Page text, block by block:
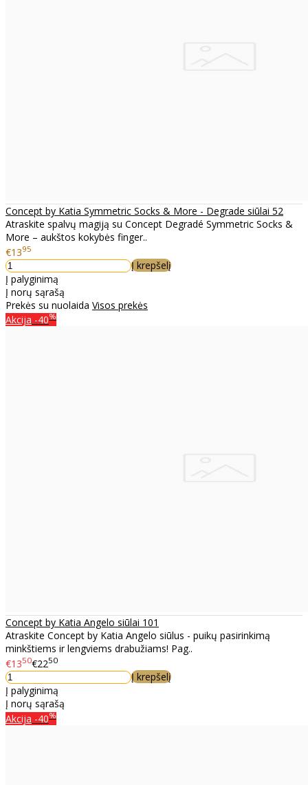
Concept by Katia Symmetric Socks & More - Degrade siūlai 52
Atraskite spalvų magiją su Concept Degradé Symmetric Socks &
More – aukštos kokybės finger..
€1395
Į krepšelį
Į palyginimą
Į norų sąrašą
Prekės su nuolaida Visos prekės
Akcija -40%
Concept by Katia Angelo siūlai 101
Atraskite Concept by Katia Angelo siūlus - puikų pasirinkimą
minkštiems ir lengviems drabužiams! Pag..
€1350€2250
Į krepšelį
Į palyginimą
Į norų sąrašą
Akcija -40%